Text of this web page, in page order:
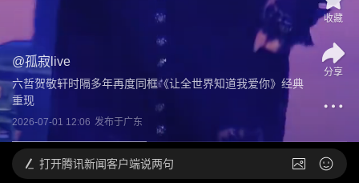
@孤寂live
六哲贺敬轩时隔多年再度同框《让全世界知道我爱你》经典
重现
2026-07-01 12:06 发布于广东
收藏
分享
打开腾讯新闻客户端说两句